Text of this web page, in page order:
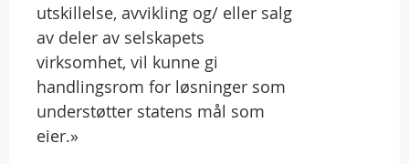
utskillelse, avvikling og/ eller salg
av deler av selskapets
virksomhet, vil kunne gi
handlingsrom for løsninger som
understøtter statens mål som
eier.»